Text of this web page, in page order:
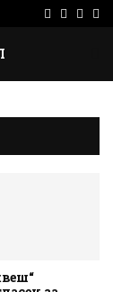
Facebook